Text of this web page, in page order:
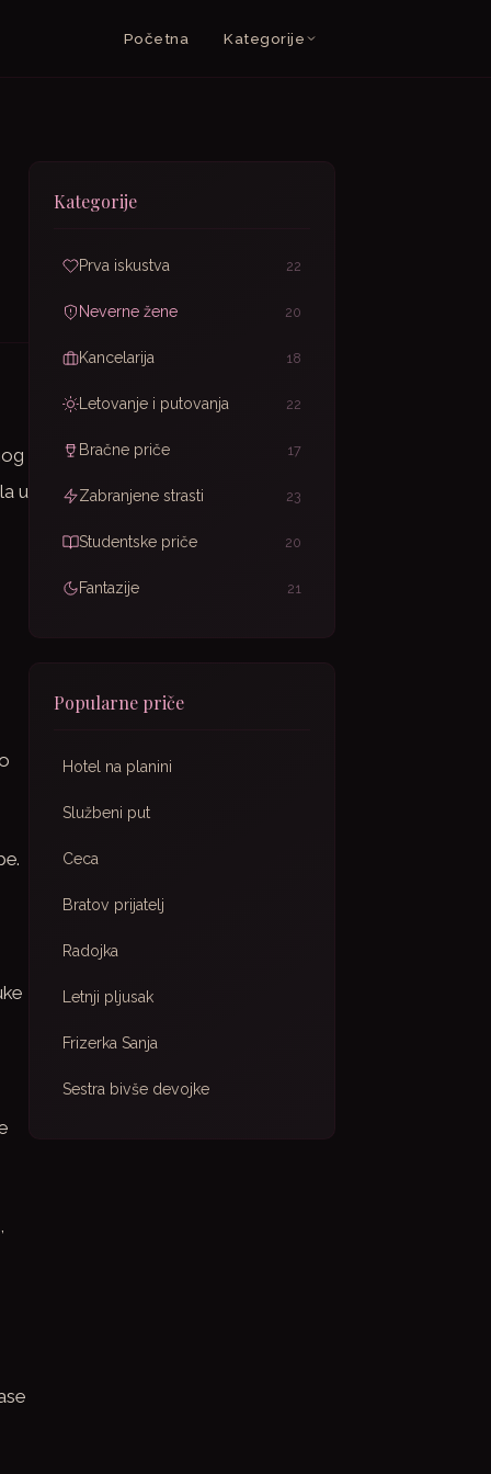
Početna Kategorije
u
Kategorije
Prva iskustva 22
Neverne žene 20
Kancelarija 18
Letovanje i putovanja 22
Bračne priče 17
Zabranjene strasti 23
Studentske priče 20
Fantazije 21
Popularne priče
Hotel na planini
Službeni put
Ceca
Bratov prijatelj
Radojka
Letnji pljusak
Frizerka Sanja
Sestra bivše devojke